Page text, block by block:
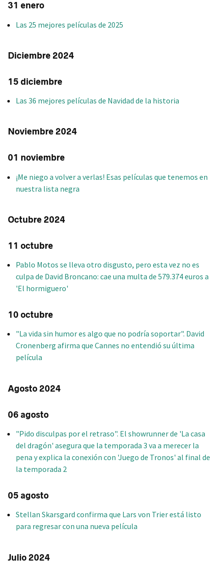
31 enero
Las 25 mejores películas de 2025
Diciembre 2024
15 diciembre
Las 36 mejores películas de Navidad de la historia
Noviembre 2024
01 noviembre
¡Me niego a volver a verlas! Esas películas que tenemos en
nuestra lista negra
Octubre 2024
11 octubre
Pablo Motos se lleva otro disgusto, pero esta vez no es
culpa de David Broncano: cae una multa de 579.374 euros a
'El hormiguero'
10 octubre
"La vida sin humor es algo que no podría soportar". David
Cronenberg afirma que Cannes no entendió su última
película
Agosto 2024
06 agosto
"Pido disculpas por el retraso". El showrunner de 'La casa
del dragón' asegura que la temporada 3 va a merecer la
pena y explica la conexión con 'Juego de Tronos' al final de
la temporada 2
05 agosto
Stellan Skarsgard confirma que Lars von Trier está listo
para regresar con una nueva película
Julio 2024